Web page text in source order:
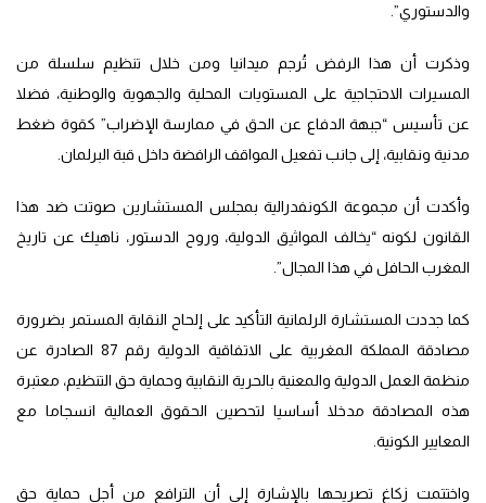
والدستوري”.
وذكرت أن هذا الرفض تُرجم ميدانيا ومن خلال تنظيم سلسلة من
المسيرات الاحتجاجية على المستويات المحلية والجهوية والوطنية، فضلا
عن تأسيس “جبهة الدفاع عن الحق في ممارسة الإضراب” كقوة ضغط
مدنية ونقابية، إلى جانب تفعيل المواقف الرافضة داخل قبة البرلمان.
وأكدت أن مجموعة الكونفدرالية بمجلس المستشارين صوتت ضد هذا
القانون لكونه “يخالف المواثيق الدولية، وروح الدستور، ناهيك عن تاريخ
المغرب الحافل في هذا المجال”.
كما جددت المستشارة الرلمانية التأكيد على إلحاح النقابة المستمر بضرورة
مصادقة المملكة المغربية على الاتفاقية الدولية رقم 87 الصادرة عن
منظمة العمل الدولية والمعنية بالحرية النقابية وحماية حق التنظيم، معتبرة
هذه المصادقة مدخلا أساسيا لتحصين الحقوق العمالية انسجاما مع
المعايير الكونية.
واختتمت زكاغ تصريحها بالإشارة إلى أن الترافع من أجل حماية حق